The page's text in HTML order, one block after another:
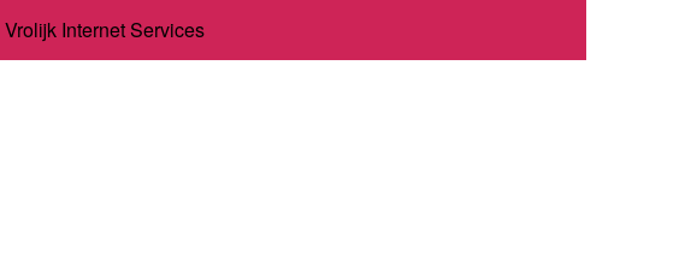
Vrolijk Internet Services